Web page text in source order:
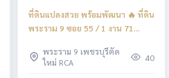
ที่ดินแปลงสวย พร้อมพัฒนา 🔥 ที่ดิน
พระราม 9 ซอย 55 / 1 งาน 71
Soi 55 / 1 Ngan 71 Square Wa
(FOR SALE) BZD248
พระราม 9 เพชรบุรีตัด
ใหม่ RCA
40